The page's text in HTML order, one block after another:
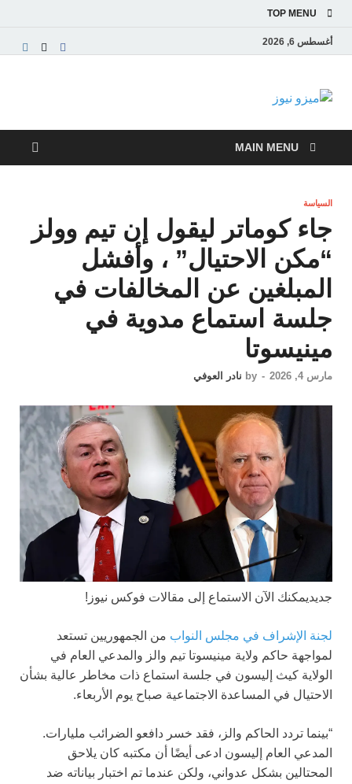
TOP MENU
أغسطس 6, 2026
ميزو نيوز
والاقتصادية
MAIN MENU
السياسة
جاء كوماتر ليقول إن تيم وولز
“مكن الاحتيال” ، وأفشل
المبلغين عن المخالفات في
جلسة استماع مدوية في
مينيسوتا
مارس 4, 2026 -
by نادر العوفي
جديديمكنك الآن الاستماع إلى مقالات فوكس نيوز!
لجنة الإشراف في مجلس النواب من الجمهوريين تستعد
لمواجهة حاكم ولاية مينيسوتا تيم والز والمدعي العام في
الولاية كيث إليسون في جلسة استماع ذات مخاطر عالية بشأن
الاحتيال في المساعدة الاجتماعية صباح يوم الأربعاء.
“بينما تردد الحاكم والز، فقد خسر دافعو الضرائب مليارات.
المدعي العام إليسون ادعى أيضًا أن مكتبه كان يلاحق
المحتالين بشكل عدواني، ولكن عندما تم اختبار بياناته ضد